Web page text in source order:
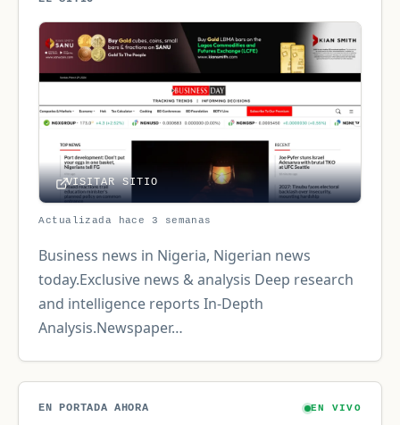
VISITAR SITIO
Actualizada hace 3 semanas
Business news in Nigeria, Nigerian news
today.Exclusive news & analysis Deep research
and intelligence reports In-Depth
Analysis.Newspaper…
EN PORTADA AHORA EN VIVO